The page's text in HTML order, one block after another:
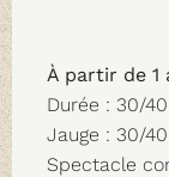
À partir de 1
Durée : 30/
Jauge : 30/
Spectacle